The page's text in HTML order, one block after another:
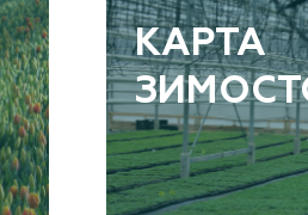
КАРТА